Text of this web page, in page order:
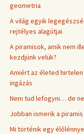
geometria
A világ egyik
rejtélyes alagútjai
A piramisok, amik nem
kezdjünk velük?
Amiért az életed
ingázás
Nem tud lefogyni… de
Jobban ismerik a
Mi történik egy